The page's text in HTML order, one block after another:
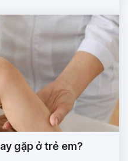
gặp ở trẻ em?